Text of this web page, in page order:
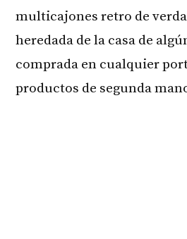
multicajones retro de
heredada de la casa de
comprada en cualquier
productos de segunda